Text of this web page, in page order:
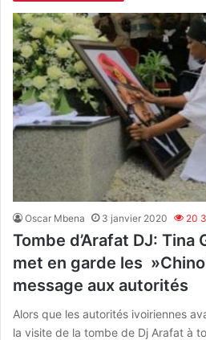
Oscar Mbena 3 janvier 2020 20
Tombe d’Arafat DJ: Tina
met en garde les
message aux autorités
Alors que les autorités ivoiriennes
la visite de la tombe de Dj Arafat à